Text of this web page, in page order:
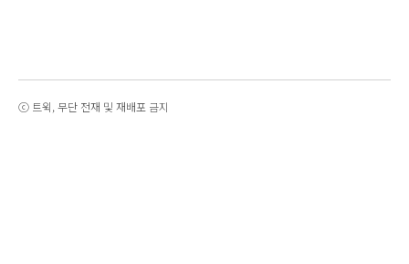
ⓒ 트윅, 무단 전재 및 재배포 금지